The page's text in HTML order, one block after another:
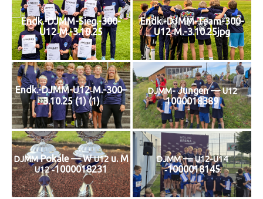
Endk.-DJMM-Sieg.-300-
U12‑M.-3.10.25
Endk.-DJMM-Team-300-
U12‑M.-3.10.25jpg
Endk.-DJMM-U12‑M.-300–
3.10.25 (1) (1)
DJMM-Jun­gen —U12
1000018389
DJMMPoka­le — WU12u. M
U12‑1000018231
DJMM—U12-U14
‑1000018145